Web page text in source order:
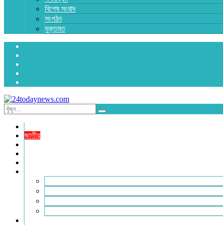
বিশেষ সংবাদ
সংগঠন
মুক্তমত
জাতীয়